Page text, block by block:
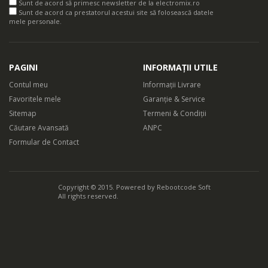
Program recomandat pentru utilizarea in cazul articolelor cu un
grad ridicat de murdarire.
Antisifonare
Calcatul lenjeriei si a hainelor va fi o placere cu ajutorul functiei
anti sifonare. Ciclul de stoarcere al unei masini de spalat rufe
este impartit in mai multe etape, iar miscarile lente ale cuvei
mult mai scurt.
Sunt de acord să primesc newsletter de la electromix.ro
Sunt de acord ca prestatorul acestui site să folosească datele
mele personale.
PAGINI
Contul meu
Favoritele mele
Sitemap
Căutare Avansată
Formular de Contact
INFORMAȚII UTILE
Informații Livrare
Garanție & Service
Termeni & Condiții
ANPC
Copyright © 2015. Powered by Rebootcode Soft
All rights reserved.